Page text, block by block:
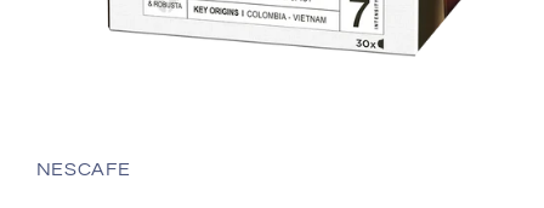
Modal
öffnen
NESCAFE